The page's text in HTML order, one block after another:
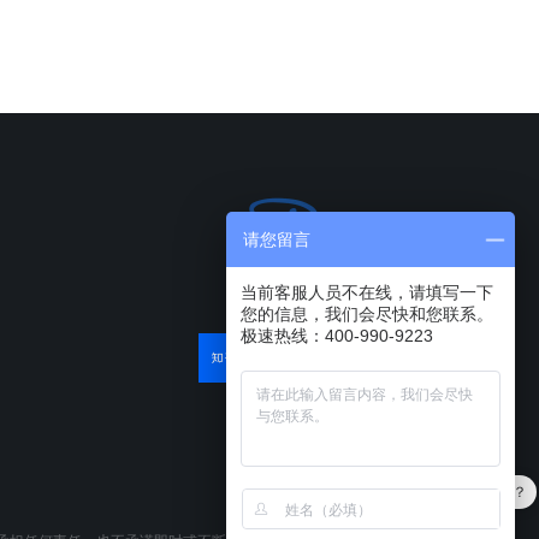
最近有优惠吗？
请您留言
当前客服人员不在线，请填写一下
您的信息，我们会尽快和您联系。
极速热线：400-990-9223